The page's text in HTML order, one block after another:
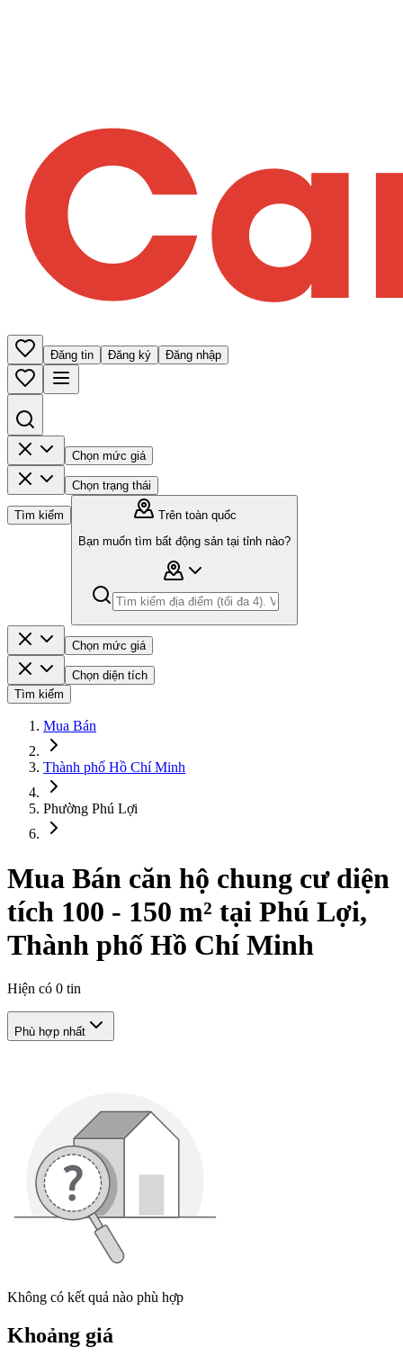
Đăng tin Đăng ký Đăng nhập
Chọn mức giá
Chọn trạng thái
Tìm kiếm
Trên toàn quốc
Bạn muốn tìm bất động sản tại tỉnh nào?
Chọn mức giá
Chọn diện tích
Tìm kiếm
Mua Bán
Thành phố Hồ Chí Minh
Phường Phú Lợi
Mua Bán căn hộ chung cư diện
tích 100 - 150 m² tại Phú Lợi,
Thành phố Hồ Chí Minh
Hiện có 0 tin
Phù hợp nhất
Không có kết quả nào phù hợp
Khoảng giá